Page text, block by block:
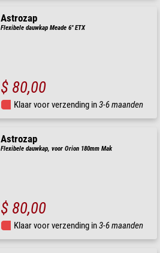
Astrozap
Flexibele dauwkap Meade 6" ETX
$ 80,00
Klaar voor verzending in3-6 maanden
Astrozap
Flexibele dauwkap, voor Orion 180mm Mak
$ 80,00
Klaar voor verzending in3-6 maanden